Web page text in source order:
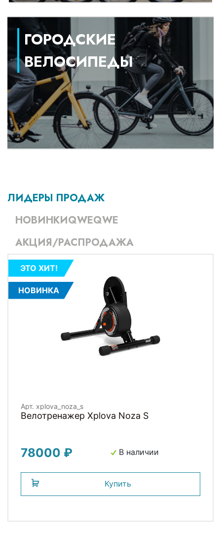
ГОРОДСКИЕ
ВЕЛОСИПЕДЫ
ЛИДЕРЫ ПРОДАЖ
НОВИНКИQWEQWE
АКЦИЯ/РАСПРОДАЖА
ЭТО ХИТ!
НОВИНКА
Арт. xplova_noza_s
Велотренажер Xplova Noza S
78000 ₽ В наличии
Купить